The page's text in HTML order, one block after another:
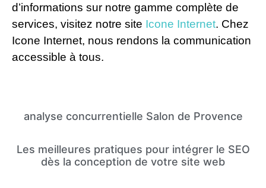
d’informations sur notre gamme complète de
services, visitez notre site Icone Internet. Chez
Icone Internet, nous rendons la communication
accessible à tous.
analyse concurrentielle Salon de Provence
Les meilleures pratiques pour intégrer le SEO
dès la conception de votre site web